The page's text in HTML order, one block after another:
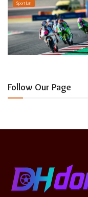
Sport Lain
Follow Our Page